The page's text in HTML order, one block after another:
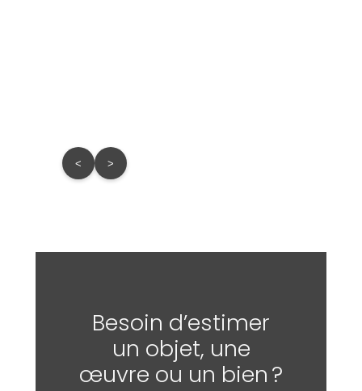
< >
Besoin d’estimer
un objet, une
œuvre ou un bien ?